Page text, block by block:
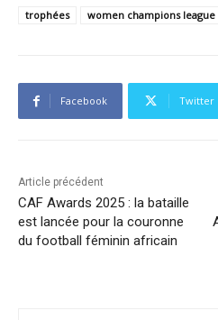
trophées
women champions league
Facebook Twitter
Article précédent
CAF Awards 2025 : la bataille
est lancée pour la couronne
du football féminin africain